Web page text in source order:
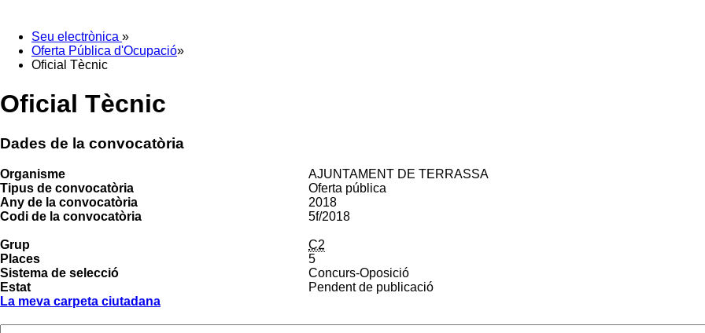
Seu electrònica »
Oferta Pública d'Ocupació»
Oficial Tècnic
Oficial Tècnic
Dades de la convocatòria
Organisme
AJUNTAMENT DE TERRASSA
Tipus de convocatòria
Oferta pública
Any de la convocatòria
2018
Codi de la convocatòria
5f/2018
Grup
C2
Places
5
Sistema de selecció
Concurs-Oposició
Estat
Pendent de publicació
La meva carpeta ciutadana